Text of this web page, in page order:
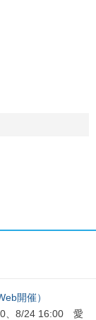
開催）
、8/24 16:00 愛